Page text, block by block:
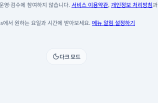
·검수에 참여하지 않습니다. 서비스 이용약관, 개인정보 처리방침과
서 원하는 요일과 시간에 받아보세요. 메뉴 알림 설정하기
다크 모드